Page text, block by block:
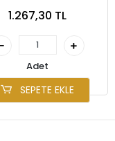
1.267,30 TL
Adet
SEPETE EKLE